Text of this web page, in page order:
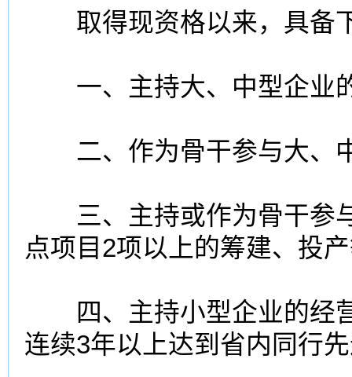
取得现资格以来，具备
一、主持大、中型企业
二、作为骨干参与大、
三、主持或作为骨干参
点项目2项以上的筹建、投
四、主持小型企业的经
连续3年以上达到省内同行